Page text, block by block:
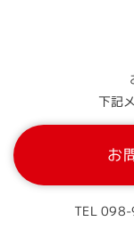
下記
お
TEL